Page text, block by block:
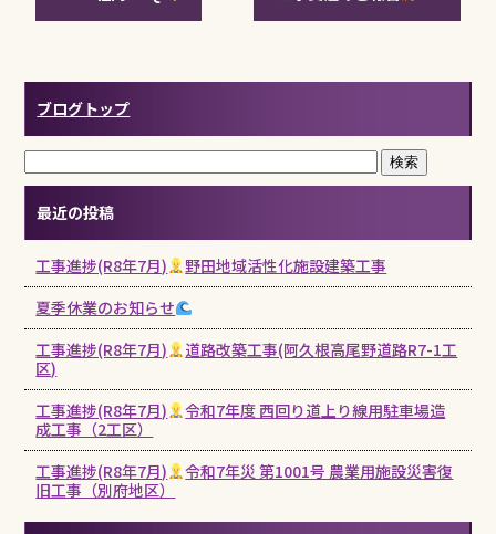
ブログトップ
最近の投稿
工事進捗(R8年7月)
野田地域活性化施設建築工事
夏季休業のお知らせ
工事進捗(R8年7月)
道路改築工事(阿久根高尾野道路R7-1工
区)
工事進捗(R8年7月)
令和7年度 西回り道上り線用駐車場造
成工事（2工区）
工事進捗(R8年7月)
令和7年災 第1001号 農業用施設災害復
旧工事（別府地区）